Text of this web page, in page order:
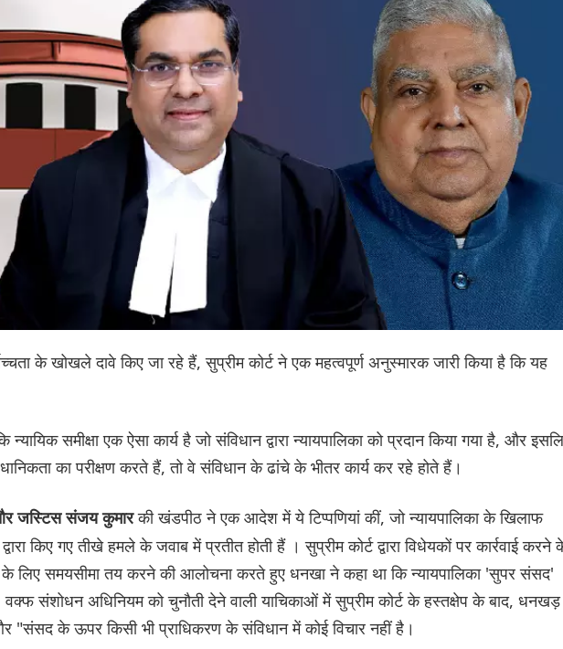
के खोखले दावे किए जा रहे हैं, सुप्रीम कोर्ट ने एक महत्वपूर्ण अनुस्मारक जारी किया है कि यह
न्यायिक समीक्षा एक ऐसा कार्य है जो संविधान द्वारा न्यायपालिका को प्रदान किया गया है, और
का परीक्षण करते हैं, तो वे संविधान के ढांचे के भीतर कार्य कर रहे होते हैं।
जस्टिस संजय कुमारकी खंडपीठ ने एक आदेश में ये टिप्पणियां कीं, जो न्यायपालिका के खिलाफ
किए गए तीखे हमले के जवाब में प्रतीत होती हैं । सुप्रीम कोर्ट द्वारा विधेयकों पर कार्रवाई करने
के लिए समयसीमा तय करने की आलोचना करते हुए धनखा ने कहा था कि न्यायपालिका 'सुपर संसद'
संशोधन अधिनियम को चुनौती देने वाली याचिकाओं में सुप्रीम कोर्ट के हस्तक्षेप के बाद,
"संसद के ऊपर किसी भी प्राधिकरण के संविधान में कोई विचार नहीं है।